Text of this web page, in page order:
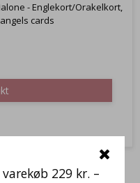
- Englekort/Orakelkort,
cards
229 kr. –